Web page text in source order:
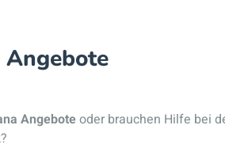
Angebote
Angebote oder brauchen Hilfe bei